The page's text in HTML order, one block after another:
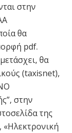
στην
θα
pdf.
θα
(taxisnet),
στην
της